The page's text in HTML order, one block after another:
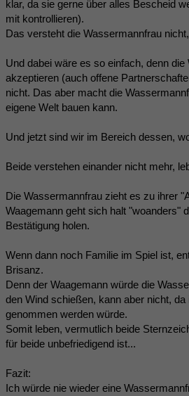
klar, da sie gerne über alles Bescheid
mit kontrollieren).
Das versteht die Wassermannfrau
Und dabei wäre es so einfach, denn die
akzeptieren (auch offene
nicht. Das aber macht die
eigene Welt bauen kann.
Und jetzt sind wir im Bereich dessen,
Beide verstehen einander nicht mehr,
Die Wassermannfrau zieht es zu ihrer
Waagemann geht sich halt "woanders"
Bestätigung holen.
Wenn dann noch Familie im Spiel ist,
Brisanz.
Denn der Waagemann würde die
den Wind schießen, kann aber nicht, da
genommen werden würde.
Somit leben, vermutlich beide
für beide unbefriedigend ist...
Fazit:
Ich würde nie wieder eine